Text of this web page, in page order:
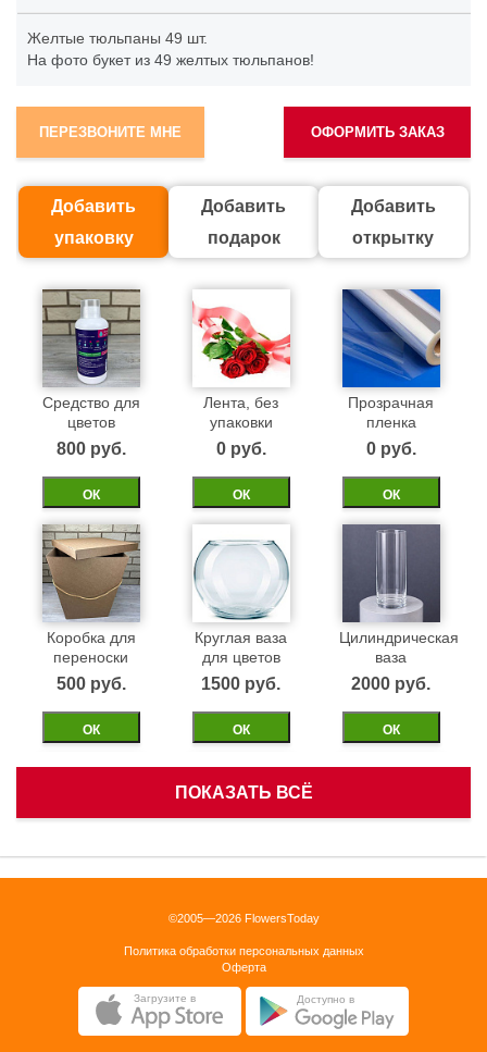
Желтые тюльпаны 49 шт.
На фото букет из 49 желтых тюльпанов!
ОФОРМИТЬ ЗАКАЗ
ПЕРЕЗВОНИТЕ МНЕ
Добавить
упаковку
Добавить
подарок
Добавить
открытку
Средство для
цветов
800 pуб.
ОК
Лента, без
упаковки
0 pуб.
ОК
Прозрачная
пленка
0 pуб.
ОК
Коробка для
переноски
500 pуб.
ОК
Круглая ваза
для цветов
1500 pуб.
ОК
Цилиндрическая
ваза
2000 pуб.
ОК
коробка 40см
ОК ОК
ПОКАЗАТЬ ВСЁ
©2005—2026 FlowersToday
Политика обработки персональных данных
Оферта
Загрузите в Доступно в